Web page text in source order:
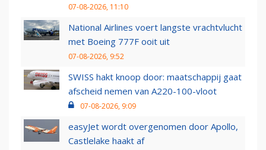
07-08-2026, 11:10
National Airlines voert langste vrachtvlucht
met Boeing 777F ooit uit
07-08-2026, 9:52
SWISS hakt knoop door: maatschappij gaat
afscheid nemen van A220-100-vloot
07-08-2026, 9:09
easyJet wordt overgenomen door Apollo,
Castlelake haakt af